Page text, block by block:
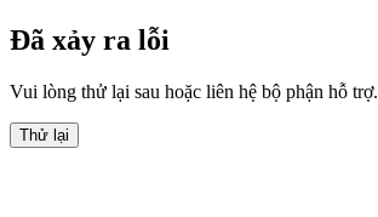
Đã xảy ra lỗi
Vui lòng thử lại sau hoặc liên hệ bộ phận hỗ trợ.
Thử lại